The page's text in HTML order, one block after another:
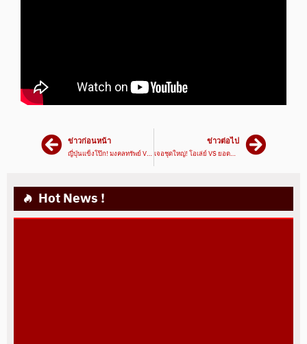
ข่าวก่อนหน้า
ญี่ปุ่นแข็งโป๊ก! มงคลทรัพย์ VS เอรุ #ไฮไลท์มวย | ศึกมวยมันส์วันศุกร์ เวทีมวยรังสิต
ข่าวต่อไป
เจอชุดใหญ่! โอเล่ย์ VS ยอดพนม #ไฮไลท์มวย | ศึกมวยมันส์วันศุกร์ เวทีมวยรังสิต
Hot News !